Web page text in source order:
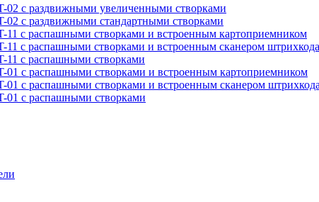
02 с раздвижными увеличенными створками
02 с раздвижными стандартными створками
11 с распашными створками и встроенным картоприемником
11 с распашными створками и встроенным сканером штрихкода
11 с распашными створками
01 с распашными створками и встроенным картоприемником
01 с распашными створками и встроенным сканером штрихкода
01 с распашными створками